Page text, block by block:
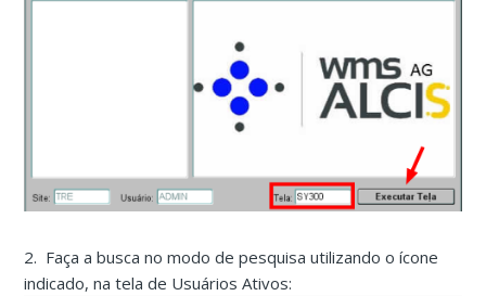
2. Faça a busca no modo de pesquisa utilizando o ícone
indicado, na tela de Usuários Ativos: